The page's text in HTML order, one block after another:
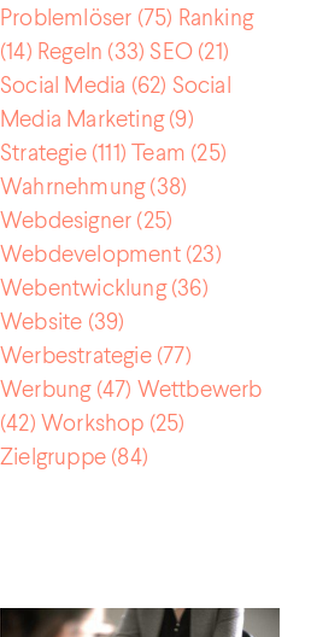
Problemlöser (75) Ranking
(14) Regeln (33) SEO (21)
Social Media (62) Social
Media Marketing(9)
Strategie(111) Team (25)
Wahrnehmung(38)
Webdesigner (25)
Webdevelopment(23)
Webentwicklung(36)
Website (39)
Werbestrategie(77)
Werbung(47) Wettbewerb
(42) Workshop (25)
Zielgruppe (84)